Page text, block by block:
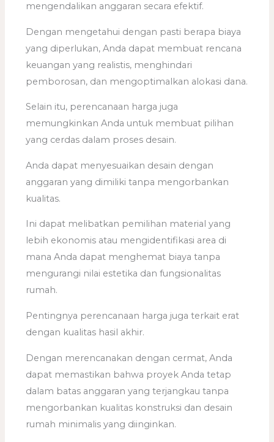
mengendalikan anggaran secara efektif.
Dengan mengetahui dengan pasti berapa biaya
yang diperlukan, Anda dapat membuat rencana
keuangan yang realistis, menghindari
pemborosan, dan mengoptimalkan alokasi dana.
Selain itu, perencanaan harga juga
memungkinkan Anda untuk membuat pilihan
yang cerdas dalam proses desain.
Anda dapat menyesuaikan desain dengan
anggaran yang dimiliki tanpa mengorbankan
kualitas.
Ini dapat melibatkan pemilihan material yang
lebih ekonomis atau mengidentifikasi area di
mana Anda dapat menghemat biaya tanpa
mengurangi nilai estetika dan fungsionalitas
rumah.
Pentingnya perencanaan harga juga terkait erat
dengan kualitas hasil akhir.
Dengan merencanakan dengan cermat, Anda
dapat memastikan bahwa proyek Anda tetap
dalam batas anggaran yang terjangkau tanpa
mengorbankan kualitas konstruksi dan desain
rumah minimalis yang diinginkan.